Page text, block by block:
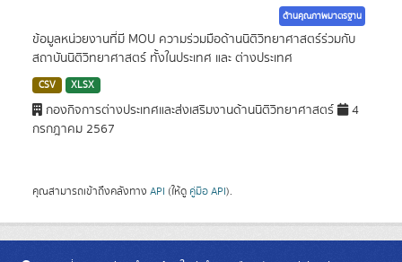
ด้านคุณภาพมาตรฐาน
ข้อมูลหน่วยงานที่มี MOU ความร่วมมือด้านนิติวิทยาศาสตร์ร่วมกับ
สถาบันนิติวิทยาศาสตร์ ทั้งในประเทศ และ ต่างประเทศ
CSV XLSX
กองกิจการต่างประเทศและส่งเสริมงานด้านนิติวิทยาศาสตร์
4
กรกฎาคม 2567
คุณสามารถเข้าถึงคลังทาง API (ให้ดู คู่มือ API).